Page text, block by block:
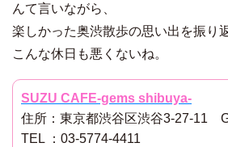
んて言いながら、
楽しかった奥渋散歩の思い出を振り
こんな休日も悪くないね。
SUZU CAFE-gems shibuya-
住所：東京都渋谷区渋谷3-27-11
TEL ：03-5774-4411